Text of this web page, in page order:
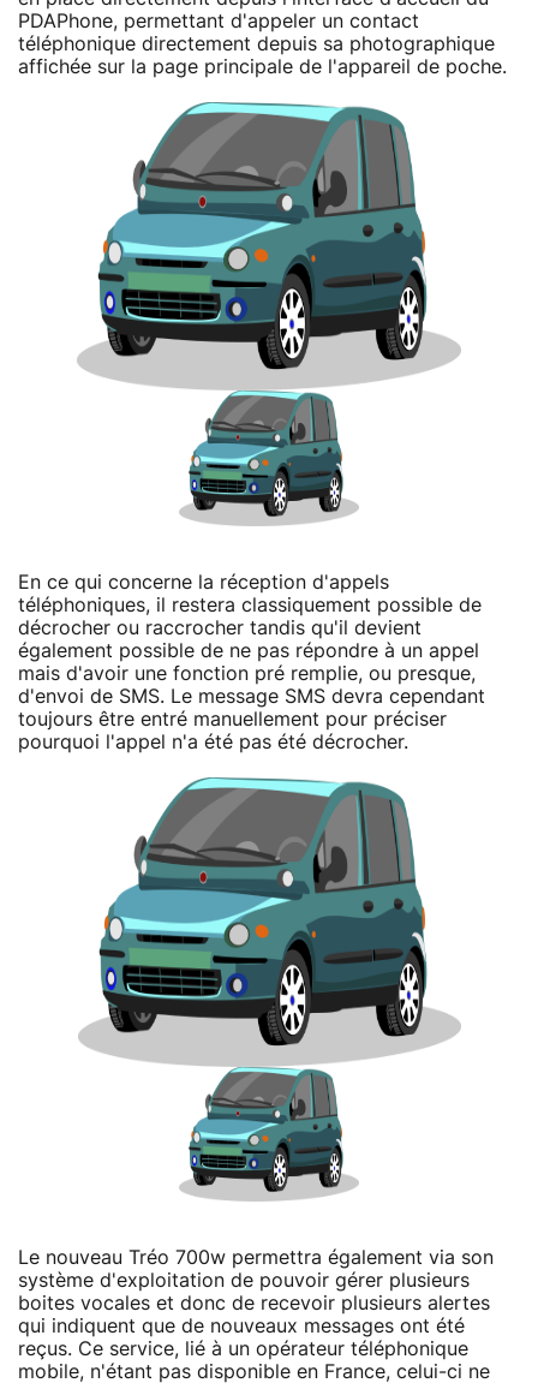
PDAPhone, permettant d'appeler un contact
téléphonique directement depuis sa photographique
affichée sur la page principale de l'appareil de poche.
En ce qui concerne la réception d'appels
téléphoniques, il restera classiquement possible de
décrocher ou raccrocher tandis qu'il devient
également possible de ne pas répondre à un appel
mais d'avoir une fonction pré remplie, ou presque,
d'envoi de SMS. Le message SMS devra cependant
toujours être entré manuellement pour préciser
pourquoi l'appel n'a été pas été décrocher.
Le nouveau Tréo 700w permettra également via son
système d'exploitation de pouvoir gérer plusieurs
boites vocales et donc de recevoir plusieurs alertes
qui indiquent que de nouveaux messages ont été
reçus. Ce service, lié à un opérateur téléphonique
mobile, n'étant pas disponible en France, celui-ci ne